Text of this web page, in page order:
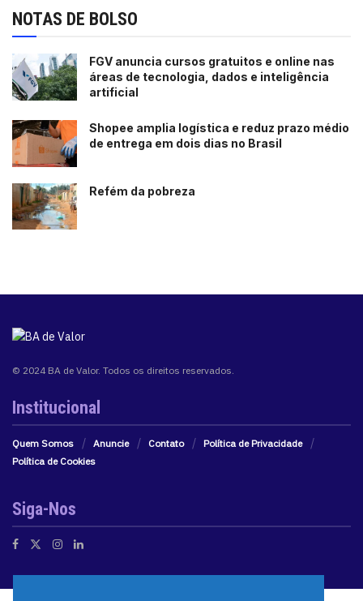
NOTAS DE BOLSO
FGV anuncia cursos gratuitos e online nas
áreas de tecnologia, dados e inteligência
artificial
Shopee amplia logística e reduz prazo médio
de entrega em dois dias no Brasil
Refém da pobreza
© 2024 BA de Valor. Todos os direitos reservados.
Institucional
Quem Somos Anuncie Contato
Política de Privacidade
Política de Cookies
Siga-Nos